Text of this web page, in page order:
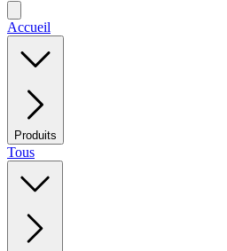
Accueil
Produits
Tous